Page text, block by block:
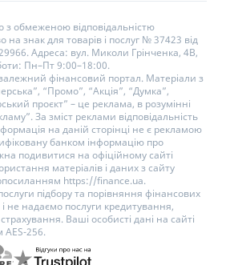
з обмеженою відповідальністю
на знак для товарів і послуг № 37423 від
Адреса: вул. Миколи Грінченка, 4В,
Пн–Пт 9:00–18:00.
фінансовий портал. Матеріали з
“Промо”, “Акція”, “Думка”,
проєкт” – це реклама, в розумінні
За зміст реклами відповідальність
на даній сторінці не є рекламою
банком інформацію про
подивитися на офіційному сайті
матеріалів і даних з сайту
https://finance.ua.
підбору та порівняння фінансових
не надаємо послуги кредитування,
Ваші особисті дані на сайті
256.